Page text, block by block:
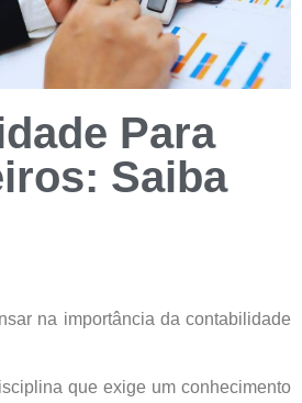
Para
Saiba
na importância da contabilidade
que exige um conhecimento